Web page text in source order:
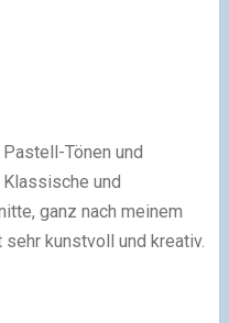
Tönen und
und
ganz nach meinem
kunstvoll und kreativ.